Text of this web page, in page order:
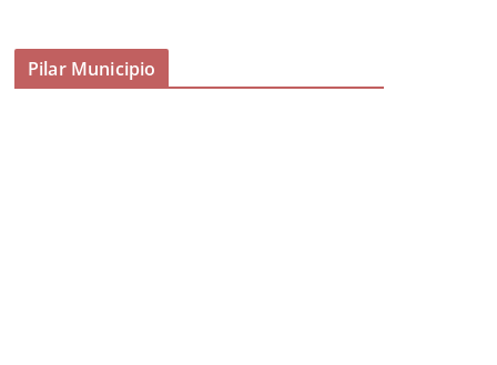
Pilar Municipio